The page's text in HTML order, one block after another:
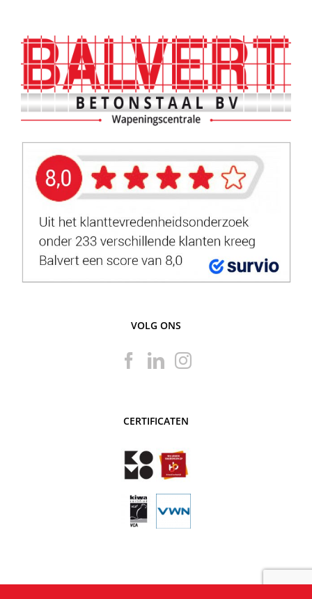
VOLG ONS
CERTIFICATEN